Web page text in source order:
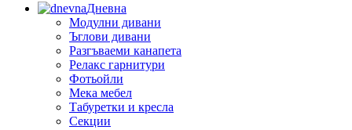
Дневна
Модулни дивани
Ъглови дивани
Разгъваеми канапета
Релакс гарнитури
Фотьойли
Мека мебел
Табуретки и кресла
Секции